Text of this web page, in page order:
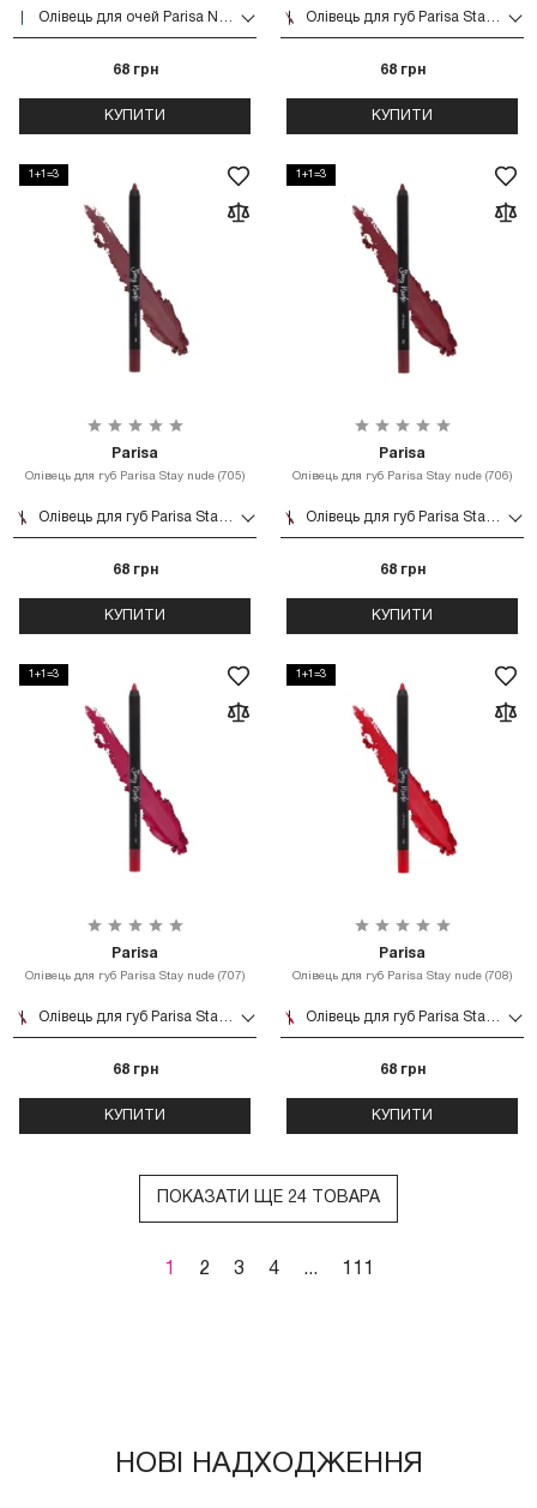
Олівець для очей Parisa Neon eyeliner (608)
68 грн
КУПИТИ
Олівець для губ Parisa Stay nude (704)
68 грн
КУПИТИ
1+1=3
Parisa
Олівець для губ Parisa Stay nude (705)
Олівець для губ Parisa Stay nude (705)
68 грн
КУПИТИ
1+1=3
Parisa
Олівець для губ Parisa Stay nude (706)
Олівець для губ Parisa Stay nude (706)
68 грн
КУПИТИ
1+1=3
Parisa
Олівець для губ Parisa Stay nude (707)
Олівець для губ Parisa Stay nude (707)
68 грн
КУПИТИ
1+1=3
Parisa
Олівець для губ Parisa Stay nude (708)
Олівець для губ Parisa Stay nude (708)
68 грн
КУПИТИ
ПОКАЗАТИ ЩЕ 24 ТОВАРА
1 2 3 4 ... 111
НОВІ НАДХОДЖЕННЯ